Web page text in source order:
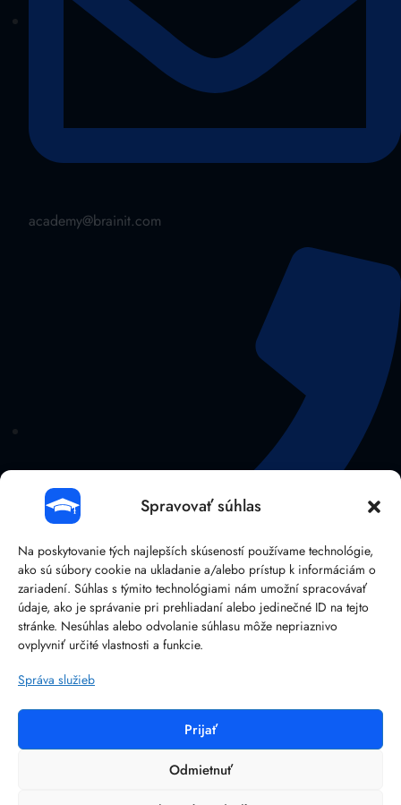
Spravovať súhlas
Na poskytovanie tých najlepších skúseností používame technológie,
ako sú súbory cookie na ukladanie a/alebo prístup k informáciám o
zariadení. Súhlas s týmito technológiami nám umožní spracovávať
údaje, ako je správanie pri prehliadaní alebo jedinečné ID na tejto
stránke. Nesúhlas alebo odvolanie súhlasu môže nepriaznivo
ovplyvniť určité vlastnosti a funkcie.
Správa služieb
Prijať
Odmietnuť
academy@brainit.com
041/38 107 14
BRAIN:IT – Reliable IT solutions.
Ochrana osobných údajov